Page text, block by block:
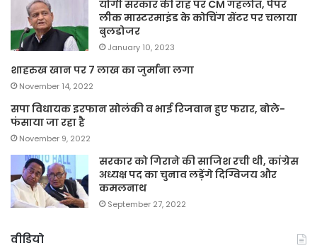
योगी सरकार की राह पर CM गहलोत, पेपर
लीक मास्टरमाइंड के कोचिंग सेंटर पर चलाया
बुलडोजर
January 10, 2023
शाहरुख खान पर 7 लाख का जुर्माना लगा
November 14, 2022
सपा विधायक इरफान सोलंकी व भाई रिजवान हुए फरार, बोले-
फंसाया जा रहा है
November 9, 2022
सरकार को गिराने की साजिश रची थी, कांग्रेस
अध्यक्ष पद का चुनाव लड़ेंगे दिग्विजय और
कमलनाथ
September 27, 2022
वीडियो